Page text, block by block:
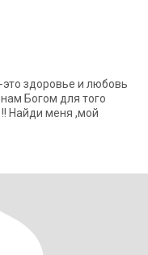
здоровье и любовь
Богом для того
Найди меня ,мой